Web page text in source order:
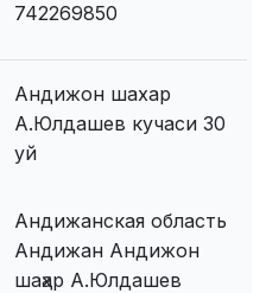
742269850
Андижон шахар
А.Юлдашев кучаси 30
уй
Андижанская область
Андижан Андижон
шаҳар А.Юлдашев